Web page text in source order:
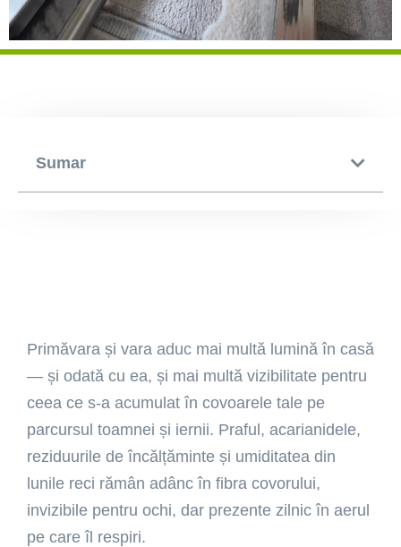
Primăvara și vara aduc mai multă lumină în casă
— și odată cu ea, și mai multă vizibilitate pentru
ceea ce s-a acumulat în covoarele tale pe
parcursul toamnei și iernii. Praful, acarianidele,
reziduurile de încălțăminte și umiditatea din
lunile reci rămân adânc în fibra covorului,
invizibile pentru ochi, dar prezente zilnic în aerul
pe care îl respiri.
Sumar